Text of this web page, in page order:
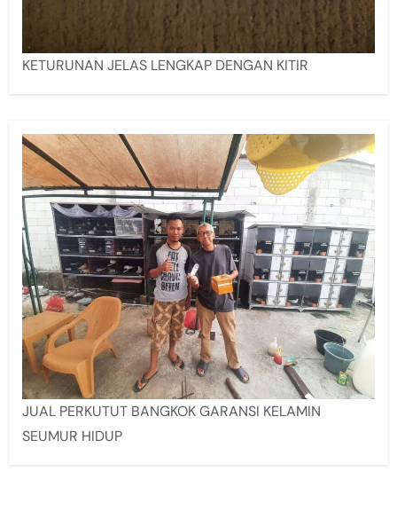
KETURUNAN JELAS LENGKAP DENGAN KITIR
JUAL PERKUTUT BANGKOK GARANSI KELAMIN
SEUMUR HIDUP